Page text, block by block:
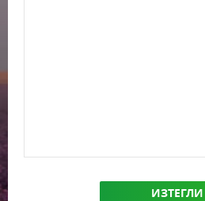
ИЗТЕГЛИ